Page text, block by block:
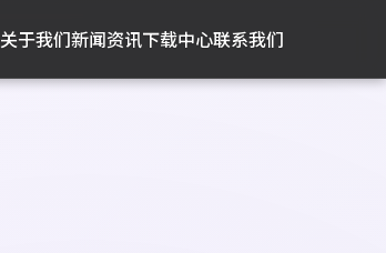
关于我们新闻资讯下载中心联系我们